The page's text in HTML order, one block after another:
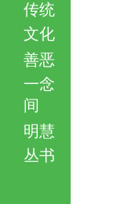
传统
文化
善恶
一念
间
明慧
丛书